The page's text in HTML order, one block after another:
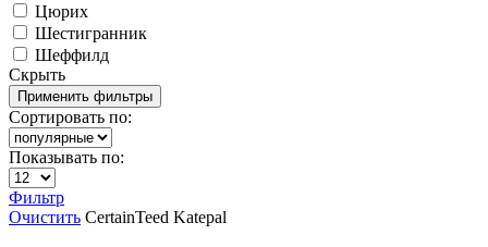
Цюрих
Шестигранник
Шеффилд
Скрыть
Сортировать по:
Показывать по:
Фильтр
Очистить CertainTeed Katepal